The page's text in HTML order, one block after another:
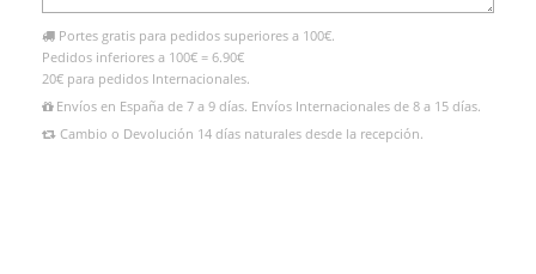
Portes gratis para pedidos superiores a 100€.
Pedidos inferiores a 100€ = 6.90€
20€ para pedidos Internacionales.
Envíos en España de 7 a 9 días. Envíos Internacionales de 8 a 15 días.
Cambio o Devolución 14 días naturales desde la recepción.